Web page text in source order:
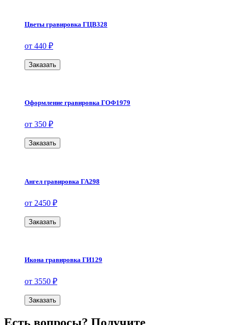
Цветы гравировка ГЦВ328
от 440 ₽
Заказать
Оформление гравировка ГОФ1979
от 350 ₽
Заказать
Ангел гравировка ГА298
от 2450 ₽
Заказать
Икона гравировка ГИ129
от 3550 ₽
Заказать